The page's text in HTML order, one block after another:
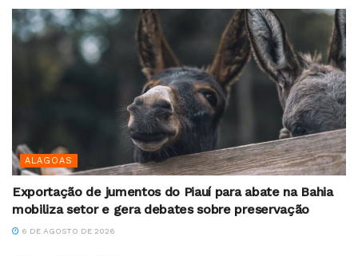
ALAGOAS
Exportação de jumentos do Piauí para abate na Bahia
mobiliza setor e gera debates sobre preservação
6 DE AGOSTO DE 2026